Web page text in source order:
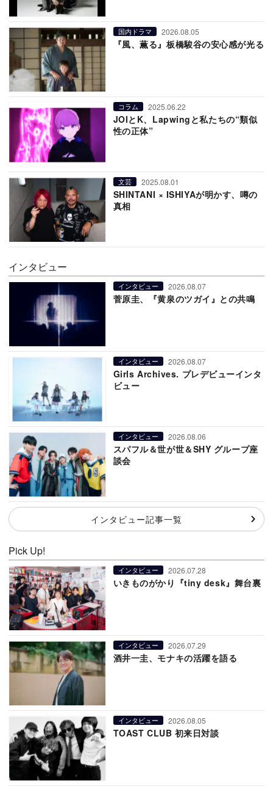
国内ドラマ 2026.08.05
『風、薫る』板橋駿谷の安心感が光る
コラム 2025.06.22
JOIとK、Lapwingと私たちの“類似
性の正体”
文芸 2025.08.01
SHINTANI × ISHIYAが明かす、噂の
真相
インタビュー
インタビュー 2026.08.07
菅原圭、『黄泉のツガイ』との共鳴
インタビュー 2026.08.07
Girls Archives. プレデビューインタ
ビュー
インタビュー 2026.08.06
スパフル＆世が世＆SHY グループ座
談会
インタビュー記事一覧
Pick Up!
インタビュー 2026.07.28
いきものがかり『tiny desk』舞台裏
インタビュー 2026.07.29
酒井一圭、モナキの活躍を語る
インタビュー 2026.08.05
TOAST CLUB 初来日対談